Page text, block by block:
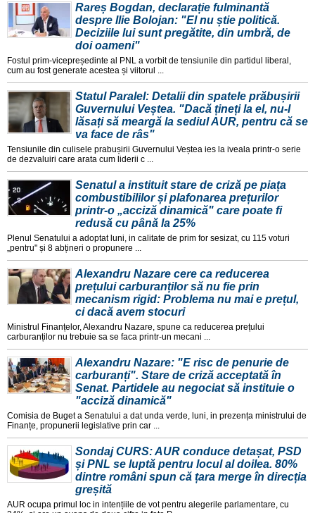
Rareș Bogdan, declarație fulminantă
despre Ilie Bolojan: "El nu știe politică.
Deciziile lui sunt pregătite, din umbră, de
doi oameni"
Fostul prim-vicepreședinte al PNL a vorbit de tensiunile din partidul liberal,
cum au fost generate acestea și viitorul ...
Statul Paralel: Detalii din spatele prăbușirii
Guvernului Veștea. "Dacă țineți la el, nu-l
lăsați să meargă la sediul AUR, pentru că se
va face de râs"
Tensiunile din culisele prabușirii Guvernului Veștea ies la iveala printr-o serie
de dezvaluiri care arata cum liderii c ...
Senatul a instituit stare de criză pe piața
combustibililor și plafonarea prețurilor
printr-o „acciză dinamică" care poate fi
redusă cu până la 25%
Plenul Senatului a adoptat luni, in calitate de prim for sesizat, cu 115 voturi
„pentru" și 8 abțineri o propunere ...
Alexandru Nazare cere ca reducerea
prețului carburanților să nu fie prin
mecanism rigid: Problema nu mai e prețul,
ci dacă avem stocuri
Ministrul Finanțelor, Alexandru Nazare, spune ca reducerea prețului
carburanților nu trebuie sa se faca printr-un mecani ...
Alexandru Nazare: "E risc de penurie de
carburanți". Stare de criză acceptată în
Senat. Partidele au negociat să instituie o
"acciză dinamică"
Comisia de Buget a Senatului a dat unda verde, luni, in prezența ministrului de
Finanțe, propunerii legislative prin car ...
Sondaj CURS: AUR conduce detașat, PSD
și PNL se luptă pentru locul al doilea. 80%
dintre români spun că țara merge în direcția
greșită
AUR ocupa primul loc in intențiile de vot pentru alegerile parlamentare, cu